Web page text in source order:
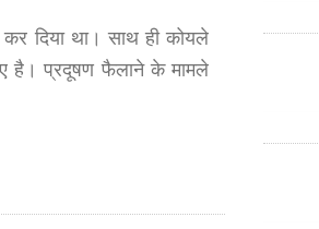
दिया था। साथ ही कोयले
है। प्रदूषण फैलाने के मामले